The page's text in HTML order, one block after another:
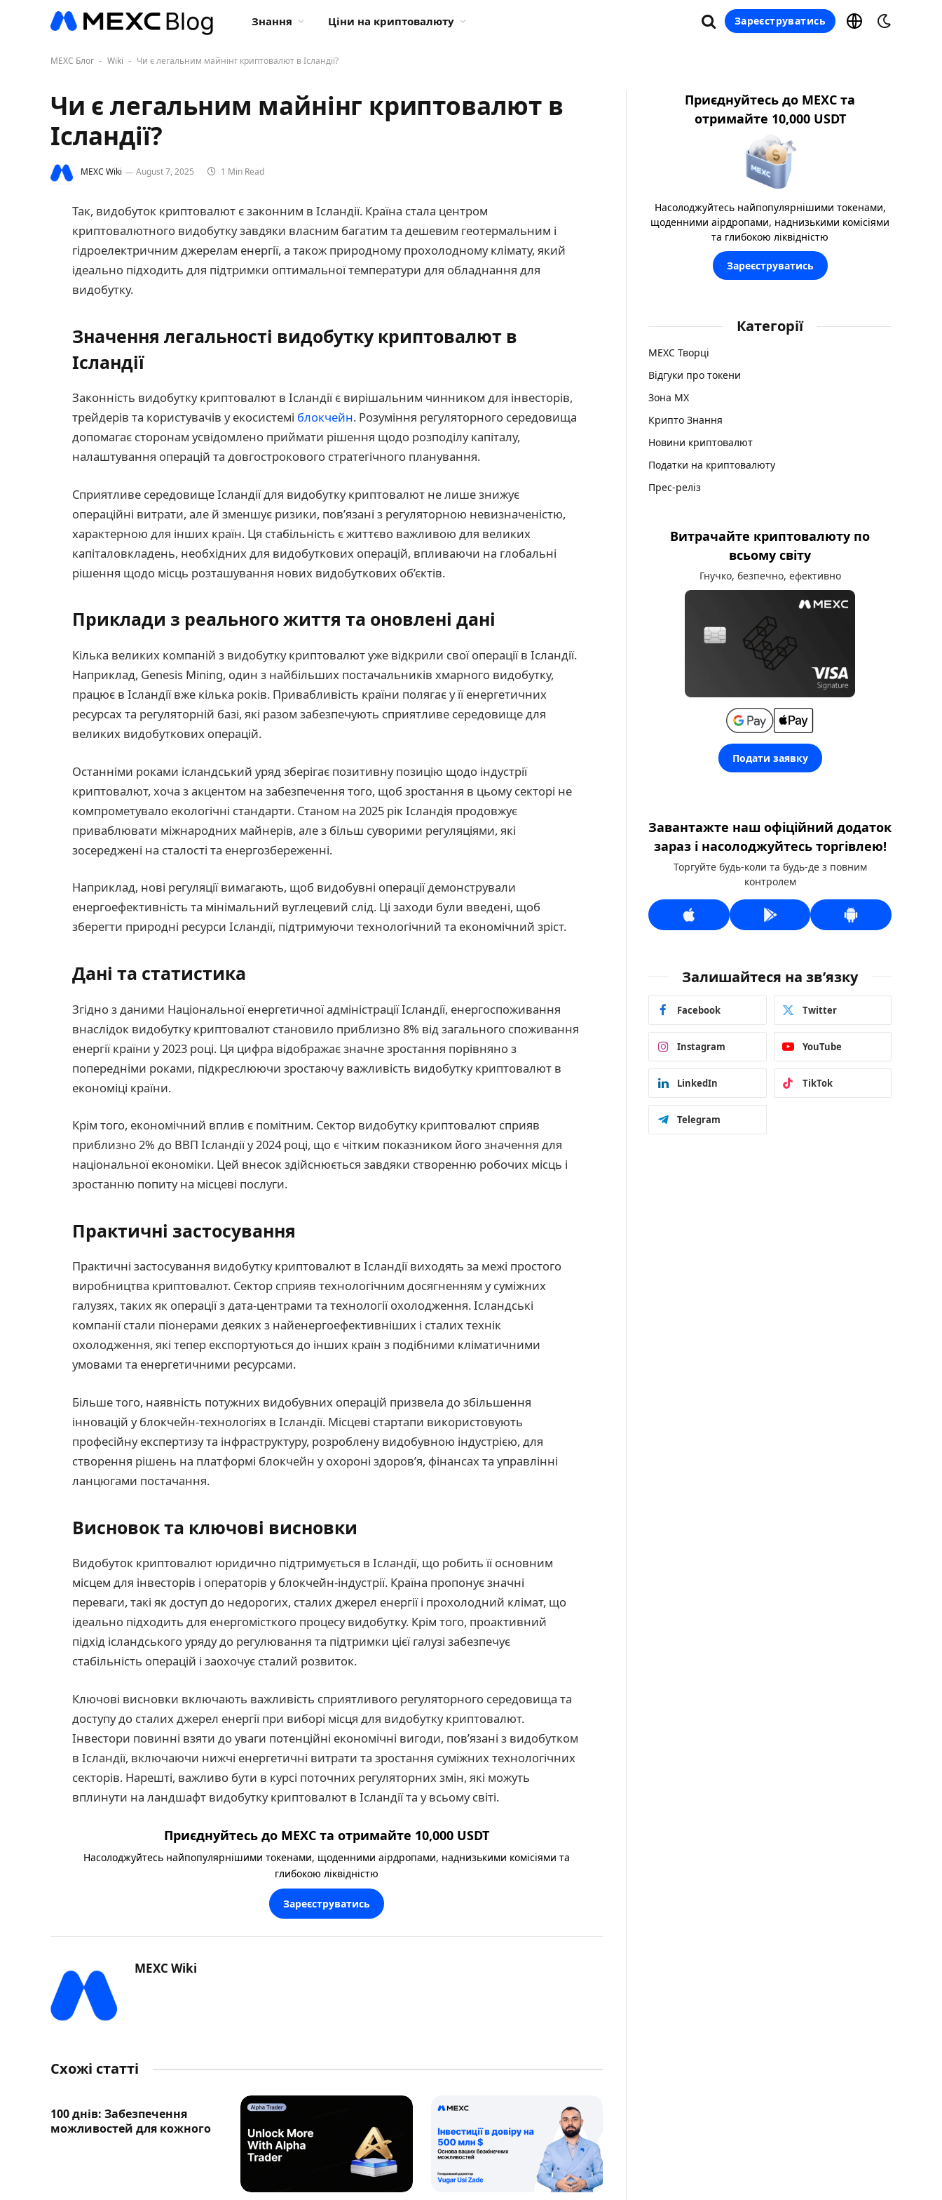
Знання Ціни на криптовалюту Зареєструватись
MEXC Блог - Wiki - Чи є легальним майнінг криптовалют в Ісландії?
Чи є легальним майнінг криптовалют в
Ісландії?
MEXC Wiki August 7, 2025 1 Min Read
Так, видобуток криптовалют є законним в Ісландії. Країна стала центром
криптовалютного видобутку завдяки власним багатим та дешевим геотермальним і
гідроелектричним джерелам енергії, а також природному прохолодному клімату, який
ідеально підходить для підтримки оптимальної температури для обладнання для
видобутку.
Значення легальності видобутку криптовалют в
Ісландії
Законність видобутку криптовалют в Ісландії є вирішальним чинником для інвесторів,
трейдерів та користувачів у екосистемі блокчейн. Розуміння регуляторного середовища
допомагає сторонам усвідомлено приймати рішення щодо розподілу капіталу,
налаштування операцій та довгострокового стратегічного планування.
Сприятливе середовище Ісландії для видобутку криптовалют не лише знижує
операційні витрати, але й зменшує ризики, пов’язані з регуляторною невизначеністю,
характерною для інших країн. Ця стабільність є життєво важливою для великих
капіталовкладень, необхідних для видобуткових операцій, впливаючи на глобальні
рішення щодо місць розташування нових видобуткових об’єктів.
Приклади з реального життя та оновлені дані
Кілька великих компаній з видобутку криптовалют уже відкрили свої операції в Ісландії.
Наприклад, Genesis Mining, один з найбільших постачальників хмарного видобутку,
працює в Ісландії вже кілька років. Привабливість країни полягає у її енергетичних
ресурсах та регуляторній базі, які разом забезпечують сприятливе середовище для
великих видобуткових операцій.
Останніми роками ісландський уряд зберігає позитивну позицію щодо індустрії
криптовалют, хоча з акцентом на забезпечення того, щоб зростання в цьому секторі не
компрометувало екологічні стандарти. Станом на 2025 рік Ісландія продовжує
приваблювати міжнародних майнерів, але з більш суворими регуляціями, які
зосереджені на сталості та енергозбереженні.
Наприклад, нові регуляції вимагають, щоб видобувні операції демонстрували
енергоефективність та мінімальний вуглецевий слід. Ці заходи були введені, щоб
зберегти природні ресурси Ісландії, підтримуючи технологічний та економічний зріст.
Дані та статистика
Згідно з даними Національної енергетичної адміністрації Ісландії, енергоспоживання
внаслідок видобутку криптовалют становило приблизно 8% від загального споживання
енергії країни у 2023 році. Ця цифра відображає значне зростання порівняно з
попередніми роками, підкреслюючи зростаючу важливість видобутку криптовалют в
економіці країни.
Крім того, економічний вплив є помітним. Сектор видобутку криптовалют сприяв
приблизно 2% до ВВП Ісландії у 2024 році, що є чітким показником його значення для
національної економіки. Цей внесок здійснюється завдяки створенню робочих місць і
зростанню попиту на місцеві послуги.
Практичні застосування
Практичні застосування видобутку криптовалют в Ісландії виходять за межі простого
виробництва криптовалют. Сектор сприяв технологічним досягненням у суміжних
галузях, таких як операції з дата-центрами та технології охолодження. Ісландські
компанії стали піонерами деяких з найенергоефективніших і сталих технік
охолодження, які тепер експортуються до інших країн з подібними кліматичними
умовами та енергетичними ресурсами.
Більше того, наявність потужних видобувних операцій призвела до збільшення
інновацій у блокчейн-технологіях в Ісландії. Місцеві стартапи використовують
професійну експертизу та інфраструктуру, розроблену видобувною індустрією, для
створення рішень на платформі блокчейн у охороні здоров’я, фінансах та управлінні
ланцюгами постачання.
Висновок та ключові висновки
Видобуток криптовалют юридично підтримується в Ісландії, що робить її основним
місцем для інвесторів і операторів у блокчейн-індустрії. Країна пропонує значні
переваги, такі як доступ до недорогих, сталих джерел енергії і прохолодний клімат, що
ідеально підходить для енергомісткого процесу видобутку. Крім того, проактивний
підхід ісландського уряду до регулювання та підтримки цієї галузі забезпечує
стабільність операцій і заохочує сталий розвиток.
Ключові висновки включають важливість сприятливого регуляторного середовища та
доступу до сталих джерел енергії при виборі місця для видобутку криптовалют.
Інвестори повинні взяти до уваги потенційні економічні вигоди, пов’язані з видобутком
в Ісландії, включаючи нижчі енергетичні витрати та зростання суміжних технологічних
секторів. Нарешті, важливо бути в курсі поточних регуляторних змін, які можуть
вплинути на ландшафт видобутку криптовалют в Ісландії та у всьому світі.
Приєднуйтесь до MEXC та отримайте 10,000 USDT
Насолоджуйтесь найпопулярнішими токенами, щоденними аірдропами, наднизькими комісіями та
глибокою ліквідністю
Зареєструватись
MEXC Wiki
Схожі статті
100 днів: Забезпечення
можливостей для кожного
Приєднуйтесь до MEXC та
отримайте 10,000 USDT
Насолоджуйтесь найпопулярнішими токенами,
щоденними аірдропами, наднизькими комісіями
та глибокою ліквідністю
Зареєструватись
Категорії
MEXC Творці
Відгуки про токени
Зона MX
Крипто Знання
Новини криптовалют
Податки на криптовалюту
Прес-реліз
Витрачайте криптовалюту по
всьому світу
Гнучко, безпечно, ефективно
Подати заявку
Завантажте наш офіційний додаток
зараз і насолоджуйтесь торгівлею!
Торгуйте будь-коли та будь-де з повним
контролем
Залишайтеся на зв’язку
Facebook Twitter
Instagram YouTube
LinkedIn TikTok
Telegram